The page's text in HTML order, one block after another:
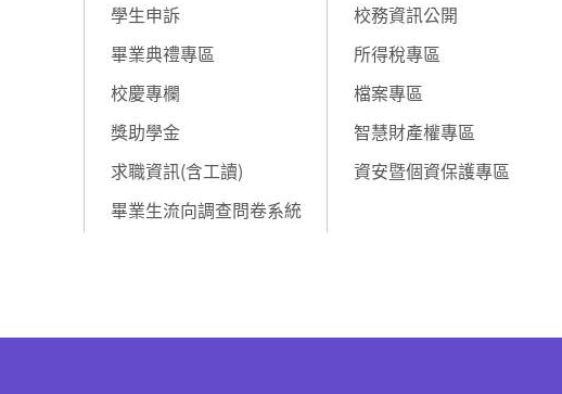
學生申訴
畢業典禮專區
校慶專欄
獎助學金
求職資訊(含工讀)
畢業生流向調查問卷系統
校務資訊公開
所得稅專區
檔案專區
智慧財產權專區
資安暨個資保護專區